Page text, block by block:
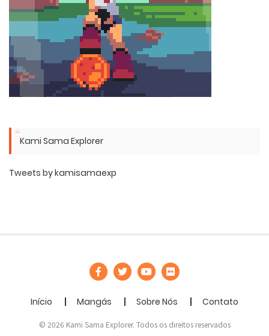
Kami Sama Explorer
Tweets by kamisamaexp
Início Mangás Sobre Nós Contato
© 2026 Kami Sama Explorer. Todos os direitos reservados